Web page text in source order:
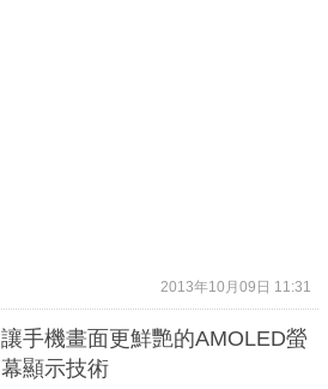
2013年10月09日 11:31
讓手機畫面更鮮艷的AMOLED螢
幕顯示技術